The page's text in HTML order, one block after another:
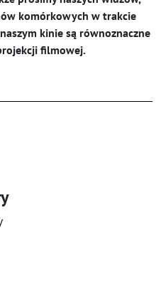
komórkowych w trakcie
kinie są równoznaczne
filmowej.